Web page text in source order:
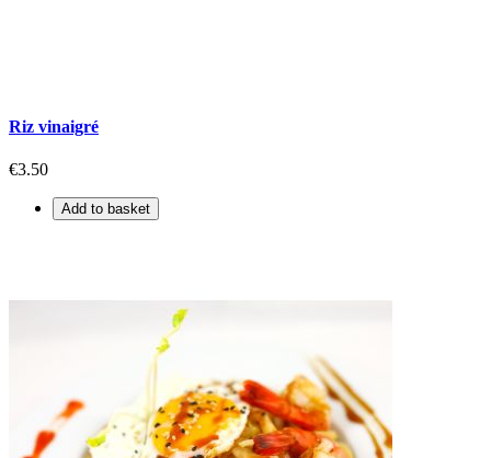
Riz vinaigré
€3.50
Add to basket